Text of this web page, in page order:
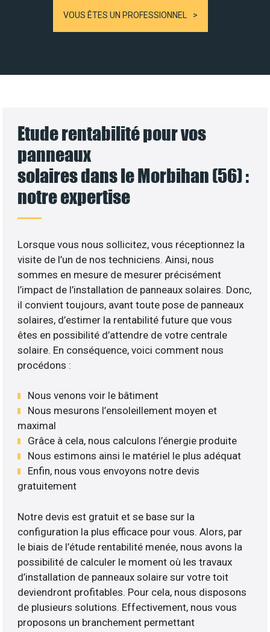
VOUS ÊTES UN PROFESSIONNEL
Etude rentabilité pour vos
panneaux
solaires dans le Morbihan (56) :
notre expertise
Lorsque vous nous sollicitez, vous réceptionnez la
visite de l’un de nos techniciens. Ainsi, nous
sommes en mesure de mesurer précisément
l’impact de l’installation de panneaux solaires. Donc,
il convient toujours, avant toute pose de panneaux
solaires, d’estimer la rentabilité future que vous
êtes en possibilité d’attendre de votre centrale
solaire. En conséquence, voici comment nous
procédons :
Nous venons voir le bâtiment
Nous mesurons l’ensoleillement moyen et
maximal
Grâce à cela, nous calculons l’énergie produite
Nous estimons ainsi le matériel le plus adéquat
Enfin, nous vous envoyons notre devis
gratuitement
Notre devis est gratuit et se base sur la
configuration la plus efficace pour vous. Alors, par
le biais de l’étude rentabilité menée, nous avons la
possibilité de calculer le moment où les travaux
d’installation de panneaux solaire sur votre toit
deviendront profitables. Pour cela, nous disposons
de plusieurs solutions. Effectivement, nous vous
proposons un branchement permettant